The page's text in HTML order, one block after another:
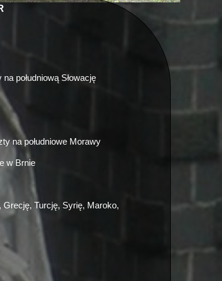
południową Słowację
na południowe Morawy
w Brnie
Grecję, Turcję, Syrię, Maroko,